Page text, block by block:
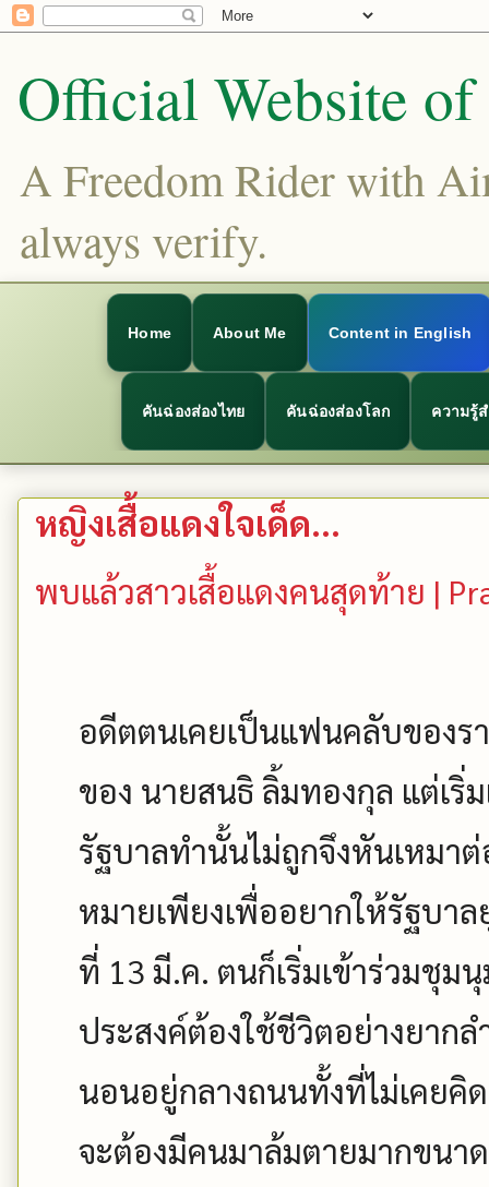
Official Website
A Freedom Rider with
always verify.
Home About Me Content in English
คันฉ่องส่องไทย คันฉ่องส่องโลก ความรู้
หญิงเสื้อแดงใจเด็ด...
พบแล้วสาวเสื้อแดงคนสุดท้าย |
อดีตตนเคยเป็นแฟนคลับของร
ของ นายสนธิ ลิ้มทองกุล แต่เริ่
รัฐบาลทำนั้นไม่ถูกจึงหันเหมา
หมายเพียงเพื่ออยากให้รัฐบา
ที่ 13 มี.ค. ตนก็เริ่มเข้าร่วมชุ
ประสงค์ต้องใช้ชีวิตอย่างยาก
นอนอยู่กลางถนนทั้งที่ไม่เคยคิ
จะต้องมีคนมาล้มตายมากขนา